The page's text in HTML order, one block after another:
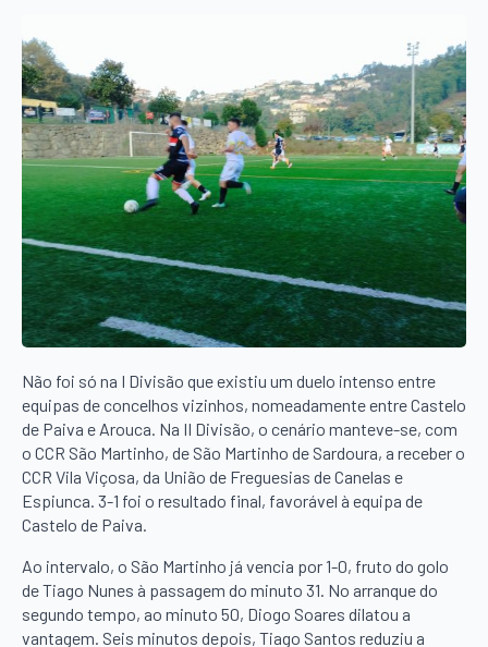
Não foi só na I Divisão que existiu um duelo intenso entre
equipas de concelhos vizinhos, nomeadamente entre Castelo
de Paiva e Arouca. Na II Divisão, o cenário manteve-se, com
o CCR São Martinho, de São Martinho de Sardoura, a receber o
CCR Vila Viçosa, da União de Freguesias de Canelas e
Espiunca. 3-1 foi o resultado final, favorável à equipa de
Castelo de Paiva.
Ao intervalo, o São Martinho já vencia por 1-0, fruto do golo
de Tiago Nunes à passagem do minuto 31. No arranque do
segundo tempo, ao minuto 50, Diogo Soares dilatou a
vantagem. Seis minutos depois, Tiago Santos reduziu a